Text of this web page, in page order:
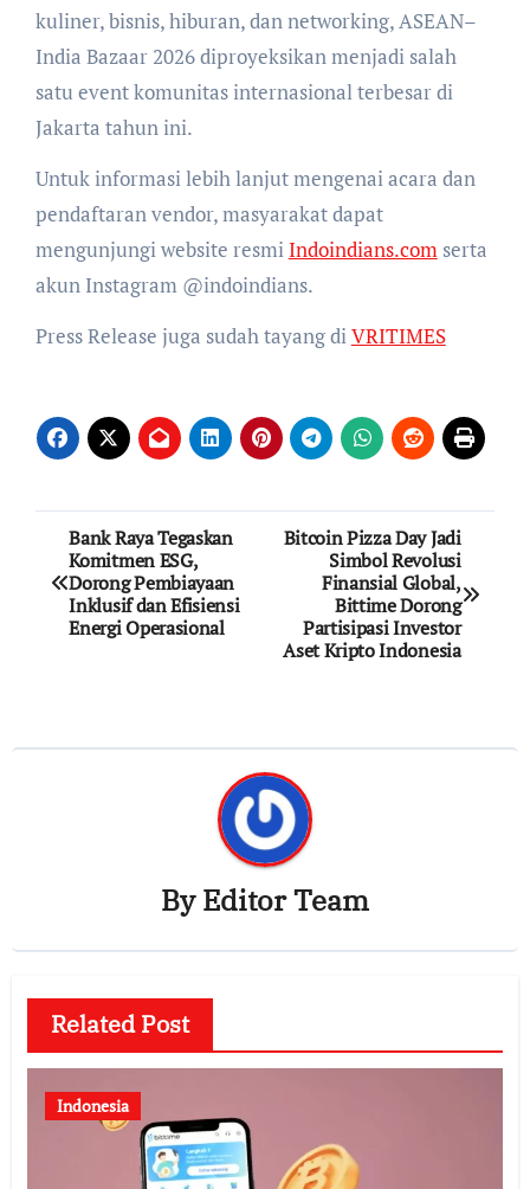
kuliner, bisnis, hiburan, dan networking, ASEAN–
India Bazaar 2026 diproyeksikan menjadi salah
satu event komunitas internasional terbesar di
Jakarta tahun ini.
Untuk informasi lebih lanjut mengenai acara dan
pendaftaran vendor, masyarakat dapat
mengunjungi website resmi Indoindians.comserta
akun Instagram @indoindians.
Press Release juga sudah tayang diVRITIMES
Post
navigation
Bank Raya Tegaskan
Komitmen ESG,
Dorong Pembiayaan
Inklusif dan Efisiensi
Energi Operasional
Bitcoin Pizza Day Jadi
Simbol Revolusi
Finansial Global,
Bittime Dorong
Partisipasi Investor
Aset Kripto Indonesia
ByEditor Team
Related Post
Indonesia